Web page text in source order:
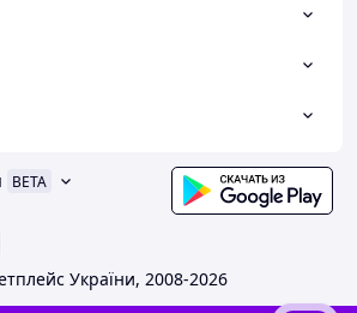
BETA
України, 2008-2026